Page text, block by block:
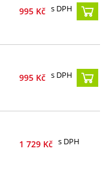
995 Kč s DPH
995 Kč s DPH
1 729 Kč s DPH